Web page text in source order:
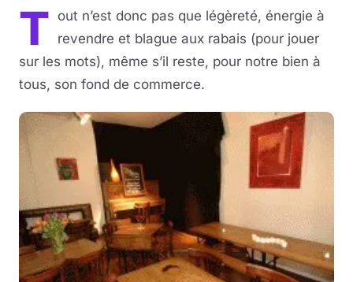
T out n’est donc pas que légèreté, énergie à
revendre et blague aux rabais (pour jouer
sur les mots), même s’il reste, pour notre bien à
tous, son fond de commerce.